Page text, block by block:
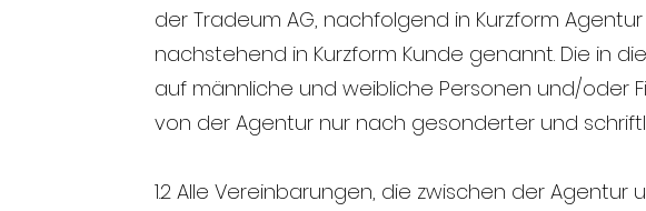
der Tradeum AG, nachfolgend in Kurzform
nachstehend in Kurzform Kunde genannt. Die in
auf männliche und weibliche Personen und/oder
von der Agentur nur nach gesonderter und
1.2 Alle Vereinbarungen, die zwischen der